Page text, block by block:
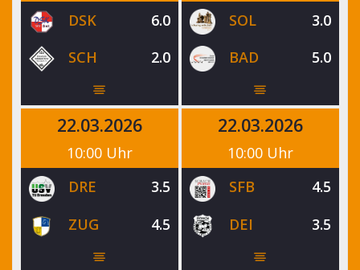
DSK
6.0
SCH
2.0
SOL
3.0
BAD
5.0
22.03.2026
10:00 Uhr
DRE
3.5
ZUG
4.5
22.03.2026
10:00 Uhr
SFB
4.5
DEI
3.5